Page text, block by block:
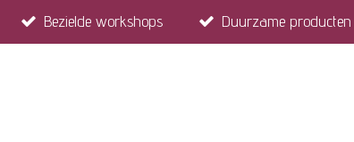
Bezielde workshops Duurzame producten